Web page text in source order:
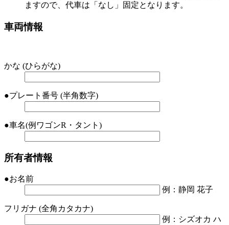
ますので、代車は「なし」固定となります。
車両情報
かな (ひらがな)
●プレート番号 (半角数字)
●車名(例ワゴンR・タント)
所有者情報
●お名前
例：静岡 花子
フリガナ (全角カタカナ)
例：シズオカ ハ